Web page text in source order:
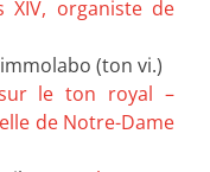
organiste de
(ton vi.)
le ton royal –
de Notre-Dame